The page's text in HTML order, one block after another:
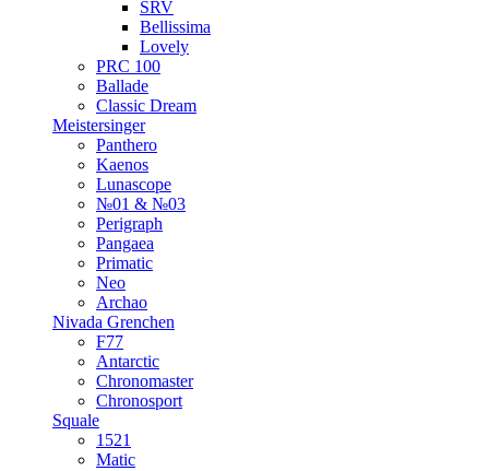
SRV
Bellissima
Lovely
PRC 100
Ballade
Classic Dream
Meistersinger
Panthero
Kaenos
Lunascope
№01 & №03
Perigraph
Pangaea
Primatic
Neo
Archao
Nivada Grenchen
F77
Antarctic
Chronomaster
Chronosport
Squale
1521
Matic